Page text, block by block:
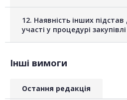
12. Наявність інших
участі у процедурі закупівлі
Інші вимоги
Остання редакція